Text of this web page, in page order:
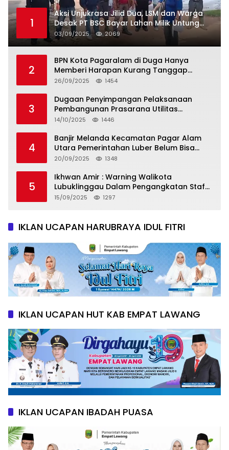
1
Aksi Unjukrasa Jilid Dua, LSM dan Warga
Desak PT BSC Bayar Lahan Milik Untung
Suropati
03/09/2025 2069
2
BPN Kota Pagaralam di Duga Hanya
Memberi Harapan Kurang Tanggap
Terkait Sertifikat Tumpang Tindih
26/09/2025 1454
3
Dugaan Penyimpangan Pelaksanaan
Pembangunan Prasarana Utilitas
Permukiman Desa Pajar Bulan
14/10/2025 1446
4
Banjir Melanda Kecamatan Pagar Alam
Utara Pemerintahan Luber Belum Bisa
Mengatasi Banjir
20/09/2025 1348
5
Ikhwan Amir : Warning Walikota
Lubuklinggau Dalam Pengangkatan Staf
Khusus
15/09/2025 1297
IKLAN UCAPAN HARUBRAYA IDUL FITRI
IKLAN UCAPAN HUT KAB EMPAT LAWANG
IKLAN UCAPAN IBADAH PUASA